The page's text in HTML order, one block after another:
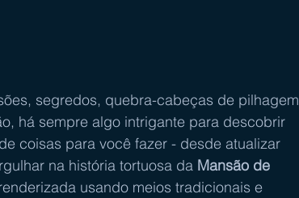
segredos, quebra-cabeças de pilhagem
há sempre algo intrigante para descobrir
coisas para você fazer - desde atualizar
na história tortuosa da Mansão de
usando meios tradicionais e